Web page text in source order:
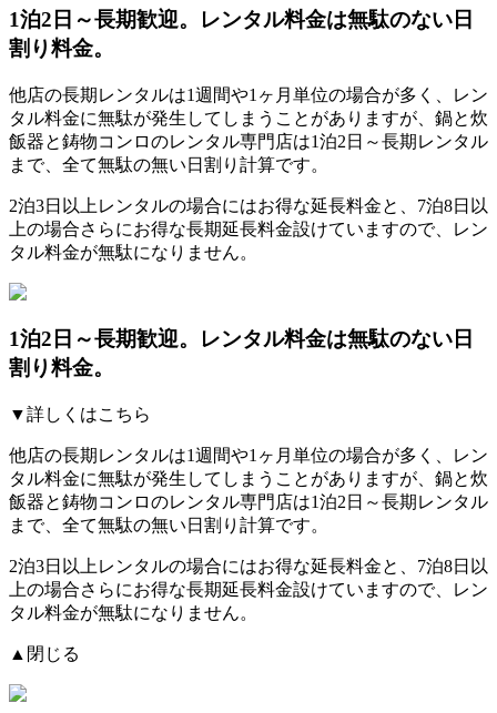
1泊2日～長期歓迎。レンタル料金は無駄のない日
割り料金。
他店の長期レンタルは1週間や1ヶ月単位の場合が多く、レン
タル料金に無駄が発生してしまうことがありますが、鍋と炊
飯器と鋳物コンロのレンタル専門店は1泊2日～長期レンタル
まで、全て無駄の無い日割り計算です。
2泊3日以上レンタルの場合にはお得な延長料金と、7泊8日以
上の場合さらにお得な長期延長料金設けていますので、レン
タル料金が無駄になりません。
1泊2日～長期歓迎。レンタル料金は無駄のない日
割り料金。
▼詳しくはこちら
他店の長期レンタルは1週間や1ヶ月単位の場合が多く、レン
タル料金に無駄が発生してしまうことがありますが、鍋と炊
飯器と鋳物コンロのレンタル専門店は1泊2日～長期レンタル
まで、全て無駄の無い日割り計算です。
2泊3日以上レンタルの場合にはお得な延長料金と、7泊8日以
上の場合さらにお得な長期延長料金設けていますので、レン
タル料金が無駄になりません。
▲閉じる